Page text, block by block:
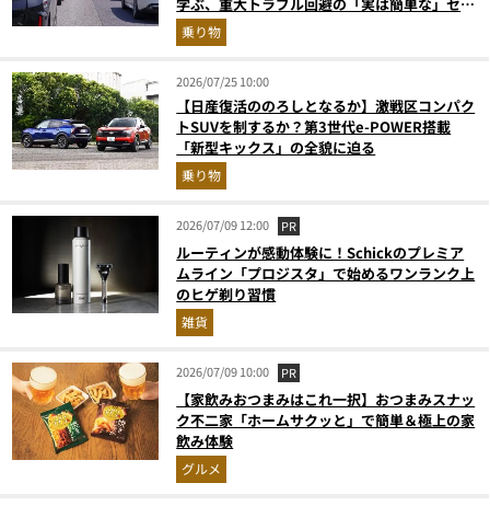
フメンテ術
乗り物
2026/07/25 10:00
【日産復活ののろしとなるか】激戦区コンパク
トSUVを制するか？第3世代e-POWER搭載
「新型キックス」の全貌に迫る
乗り物
2026/07/09 12:00 PR
ルーティンが感動体験に！Schickのプレミア
ムライン「プロジスタ」で始めるワンランク上
のヒゲ剃り習慣
雑貨
2026/07/09 10:00 PR
【家飲みおつまみはこれ一択】おつまみスナッ
ク不二家「ホームサクッと」で簡単＆極上の家
飲み体験
グルメ